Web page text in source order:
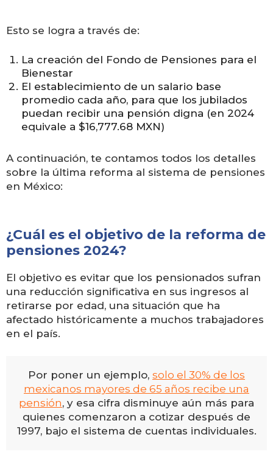
Esto se logra a través de:
La creación del Fondo de Pensiones para el
Bienestar
El establecimiento de un salario base
promedio cada año, para que los jubilados
puedan recibir una pensión digna (en 2024
equivale a $16,777.68 MXN)
A continuación, te contamos todos los detalles
sobre la última reforma al sistema de pensiones
en México:
¿Cuál es el objetivo de la reforma de
pensiones 2024?
El objetivo es evitar que los pensionados sufran
una reducción significativa en sus ingresos al
retirarse por edad, una situación que ha
afectado históricamente a muchos trabajadores
en el país.
Por poner un ejemplo, solo el 30% de los
mexicanos mayores de 65 años recibe una
pensión, y esa cifra disminuye aún más para
quienes comenzaron a cotizar después de
1997, bajo el sistema de cuentas individuales.